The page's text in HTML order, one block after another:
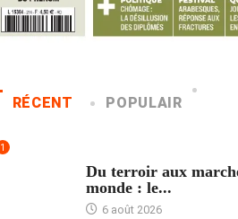
RÉCENT POPULAIR
1
Du terroir aux
monde : le...
6 août 2026